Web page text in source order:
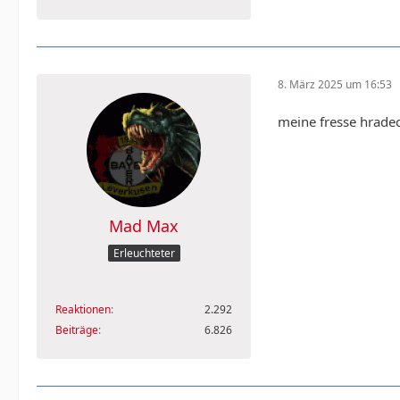
Mad Max
Erleuchteter
Reaktionen
2.292
Beiträge
6.826
8. März 2025 um 16:53
meine fresse